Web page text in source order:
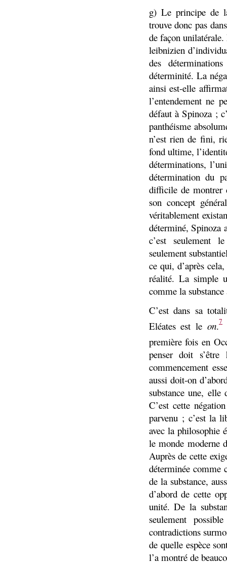
g) Le principe de
trouve donc pas
de façon
leibnizien
des
déterminité. La
ainsi est-elle
l’entendement ne
défaut à Spinoza ;
panthéisme
n’est rien de fini,
fond ultime,
déterminations,
détermination du
difficile de montrer
son concept
véritablement
déterminé, Spinoza
c’est seulement
seulement
ce qui, d’après
réalité. La simple
comme la substance
C’est dans sa
Eléates est le on.7
première fois en
penser doit
commencement
aussi doit-on
substance une,
C’est cette
parvenu ; c’est la
avec la philosophie
le monde moderne
Auprès de cette
déterminée comme
de la substance,
d’abord de cette
unité. De la
seulement
contradictions
de quelle espèce
l’a montré de